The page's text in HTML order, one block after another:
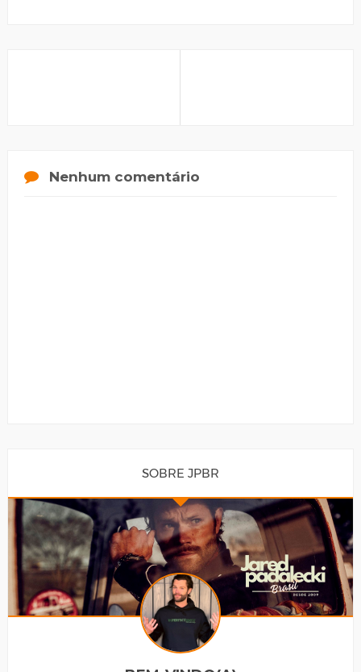
Nenhum comentário
SOBRE JPBR